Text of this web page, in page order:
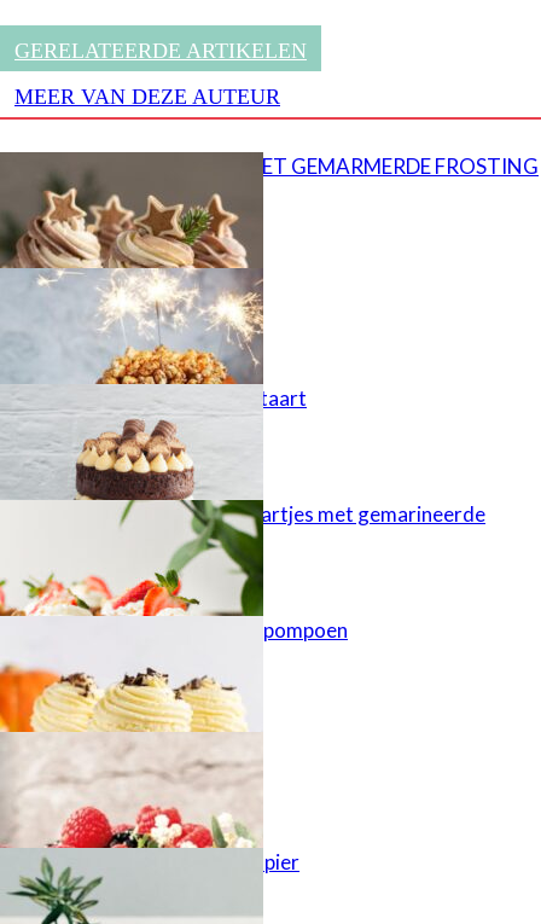
GERELATEERDE ARTIKELEN
MEER VAN DEZE AUTEUR
CUPCAKES MET GEMARMERDE FROSTING
Popcorn taart
Kinder Bueno taart
Cheesecaketaartjes met gemarineerde
aardbeien
Cupcakes met pompoen
Najaarstaart
Planten van papier